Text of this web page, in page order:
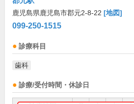
鹿児島県鹿児島市郡元2-8-22 [地図]
099-250-1515
診療科目
歯科
診療/受付時間・休診日